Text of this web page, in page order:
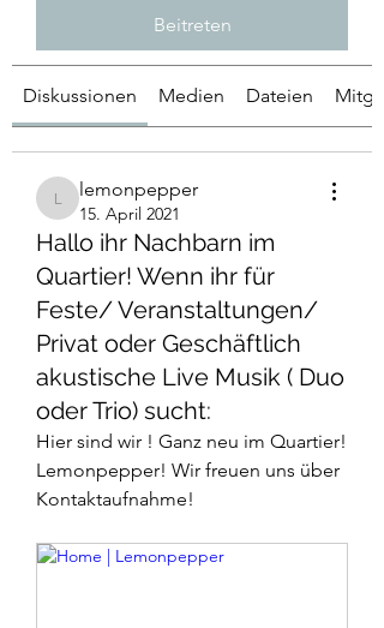
Beitreten
Diskussionen Medien Dateien
lemonpepper
lemonpepper
15. April 2021
Hallo ihr Nachbarn im
Quartier! Wenn ihr für
Feste/ Veranstaltungen/
Privat oder Geschäftlich
akustische Live Musik ( Duo
oder Trio) sucht:
Hier sind wir ! Ganz neu im Quartier!
Lemonpepper! Wir freuen uns über
Kontaktaufnahme!
Info
Hoffeste, Viertelfeste, ......
Weiterlesen